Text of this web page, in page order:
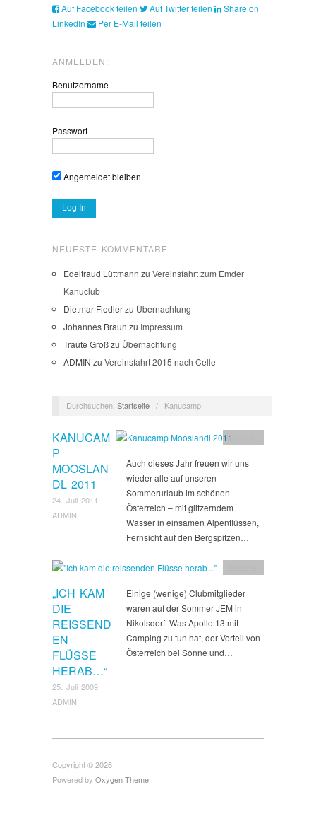
Auf Facebook teilen
Auf Twitter teilen
Share on
LinkedIn
Per E-Mail teilen
ANMELDEN:
Benutzername
Passwort
Angemeldet bleiben
NEUESTE KOMMENTARE
Edeltraud Lüttmann zu Vereinsfahrt zum Emder
Kanuclub
Dietmar Fiedlerzu Übernachtung
Johannes Braun zu Impressum
Traute Großzu Übernachtung
ADMIN zu Vereinsfahrt 2015 nach Celle
Durchsuchen: Startseite / Kanucamp
KANUCAM
P
MOOSLAN
DL 2011
24. Juli 2011
ADMIN
Berichte
Auch dieses Jahr freuen wir uns
wieder alle auf unseren
Sommerurlaub im schönen
Österreich – mit glitzerndem
Wasser in einsamen Alpenflüssen,
Fernsicht auf den Bergspitzen…
„ICH KAM
DIE
REISSEND
EN
FLÜSSE
HERAB…“
25. Juli 2009
ADMIN
Einige (wenige) Clubmitglieder
waren auf der Sommer JEM in
Nikolsdorf. Was Apollo 13 mit
Camping zu tun hat, der Vorteil von
Österreich bei Sonne und…
Copyright © 2026
Powered by Oxygen Theme.